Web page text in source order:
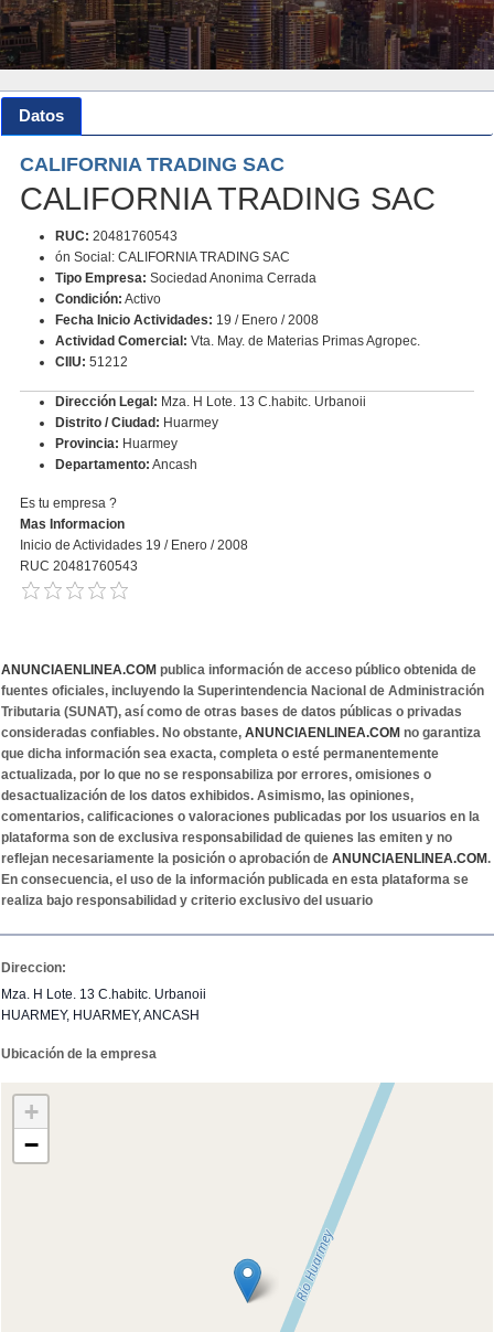
Datos
CALIFORNIA TRADING SAC
CALIFORNIA TRADING SAC
RUC: 20481760543
ón Social: CALIFORNIA TRADING SAC
Tipo Empresa: Sociedad Anonima Cerrada
Condición: Activo
Fecha Inicio Actividades: 19 / Enero / 2008
Actividad Comercial: Vta. May. de Materias Primas Agropec.
CIIU: 51212
Dirección Legal: Mza. H Lote. 13 C.habitc. Urbanoii
Distrito / Ciudad: Huarmey
Provincia: Huarmey
Departamento: Ancash
Es tu empresa ?
Mas Informacion
Inicio de Actividades 19 / Enero / 2008
RUC 20481760543
ANUNCIAENLINEA.COM publica información de acceso público obtenida de
fuentes oficiales, incluyendo la Superintendencia Nacional de Administración
Tributaria (SUNAT), así como de otras bases de datos públicas o privadas
consideradas confiables. No obstante, ANUNCIAENLINEA.COM no garantiza
que dicha información sea exacta, completa o esté permanentemente
actualizada, por lo que no se responsabiliza por errores, omisiones o
desactualización de los datos exhibidos. Asimismo, las opiniones,
comentarios, calificaciones o valoraciones publicadas por los usuarios en la
plataforma son de exclusiva responsabilidad de quienes las emiten y no
reflejan necesariamente la posición o aprobación de ANUNCIAENLINEA.COM.
En consecuencia, el uso de la información publicada en esta plataforma se
realiza bajo responsabilidad y criterio exclusivo del usuario
Direccion:
Mza. H Lote. 13 C.habitc. Urbanoii
HUARMEY, HUARMEY, ANCASH
Ubicación de la empresa
+
−